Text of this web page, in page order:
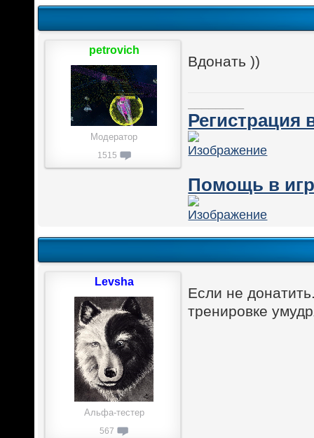
Вдонать ))
Регистрация
Помощь в
petrovich
Модератор
1515
Если не
тренировке
Levsha
Альфа-тестер
567